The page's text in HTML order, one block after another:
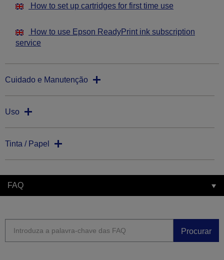
How to set up cartridges for first time use
How to use Epson ReadyPrint ink subscription
service
Cuidado e Manutenção
Uso
Tinta / Papel
FAQ
Procurar